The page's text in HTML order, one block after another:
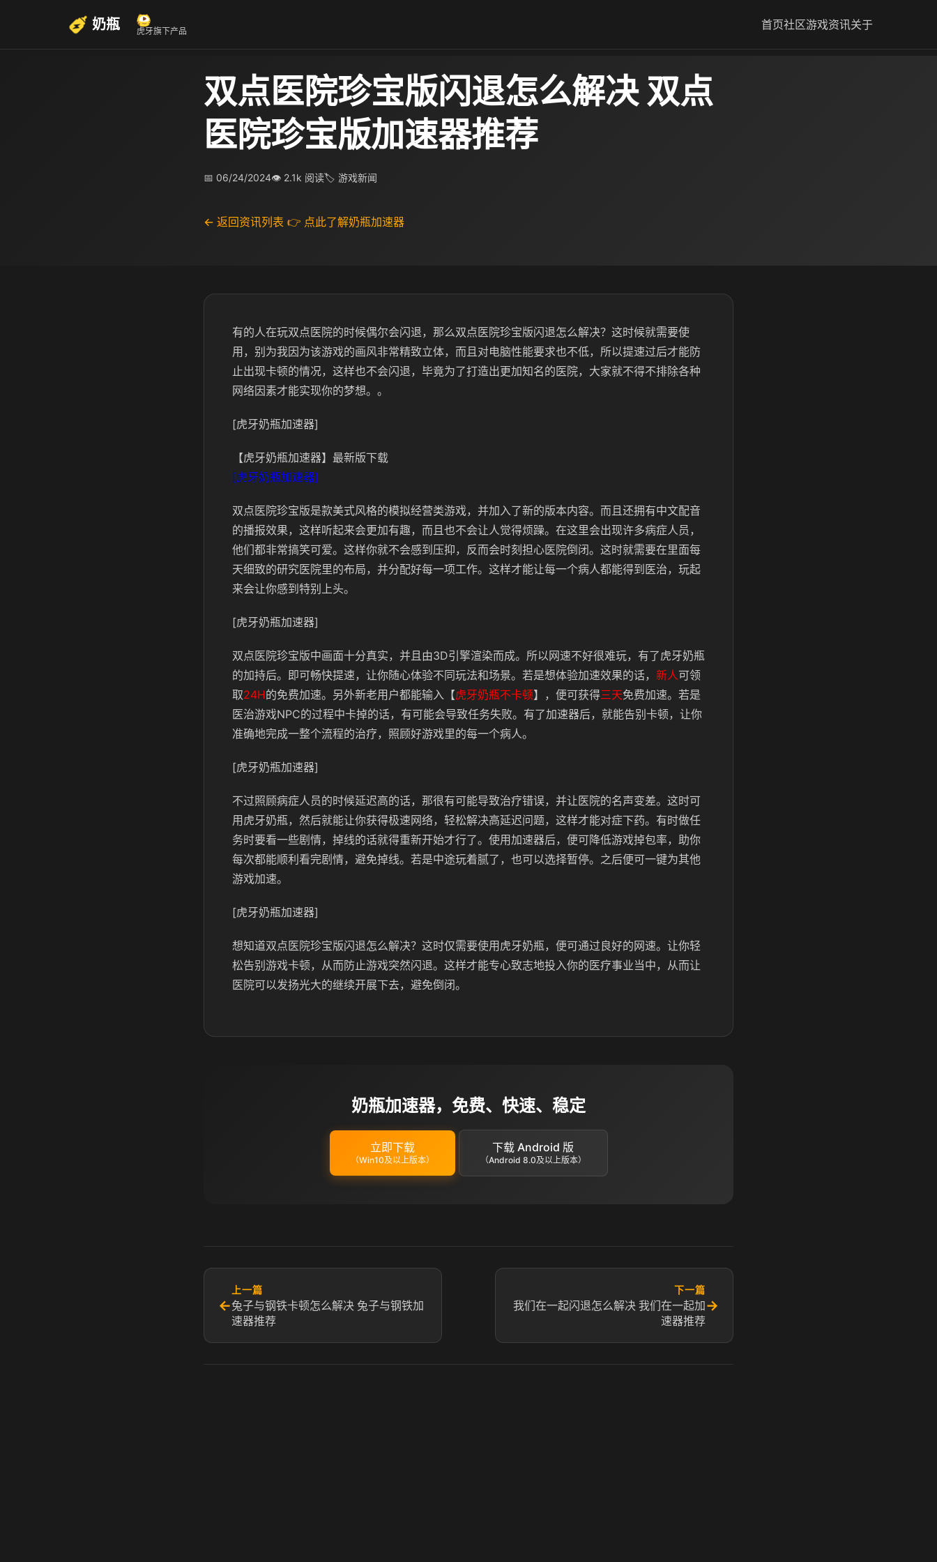
奶瓶 虎牙旗下产品 首页社区游戏资讯关于
双点医院珍宝版闪退怎么解决 双点
医院珍宝版加速器推荐
📅 06/24/2024👁 2.1k 阅读🏷 游戏新闻
← 返回资讯列表 👉 点此了解奶瓶加速器
有的人在玩双点医院的时候偶尔会闪退，那么双点医院珍宝版闪退怎么解决？这时候就需要使
用，别为我因为该游戏的画风非常精致立体，而且对电脑性能要求也不低，所以提速过后才能防
止出现卡顿的情况，这样也不会闪退，毕竟为了打造出更加知名的医院，大家就不得不排除各种
网络因素才能实现你的梦想。。
[虎牙奶瓶加速器]
【虎牙奶瓶加速器】最新版下载
[虎牙奶瓶加速器]
双点医院珍宝版是款美式风格的模拟经营类游戏，并加入了新的版本内容。而且还拥有中文配音
的播报效果，这样听起来会更加有趣，而且也不会让人觉得烦躁。在这里会出现许多病症人员，
他们都非常搞笑可爱。这样你就不会感到压抑，反而会时刻担心医院倒闭。这时就需要在里面每
天细致的研究医院里的布局，并分配好每一项工作。这样才能让每一个病人都能得到医治，玩起
来会让你感到特别上头。
[虎牙奶瓶加速器]
双点医院珍宝版中画面十分真实，并且由3D引擎渲染而成。所以网速不好很难玩，有了虎牙奶瓶
的加持后。即可畅快提速，让你随心体验不同玩法和场景。若是想体验加速效果的话， 新人可领
取24H的免费加速。另外新老用户都能输入【虎牙奶瓶不卡顿】，便可获得三天免费加速。若是
医治游戏NPC的过程中卡掉的话，有可能会导致任务失败。有了加速器后，就能告别卡顿，让你
准确地完成一整个流程的治疗，照顾好游戏里的每一个病人。
[虎牙奶瓶加速器]
不过照顾病症人员的时候延迟高的话，那很有可能导致治疗错误，并让医院的名声变差。这时可
用虎牙奶瓶，然后就能让你获得极速网络，轻松解决高延迟问题，这样才能对症下药。有时做任
务时要看一些剧情，掉线的话就得重新开始才行了。使用加速器后，便可降低游戏掉包率，助你
每次都能顺利看完剧情，避免掉线。若是中途玩着腻了，也可以选择暂停。之后便可一键为其他
游戏加速。
[虎牙奶瓶加速器]
想知道双点医院珍宝版闪退怎么解决？这时仅需要使用虎牙奶瓶，便可通过良好的网速。让你轻
松告别游戏卡顿，从而防止游戏突然闪退。这样才能专心致志地投入你的医疗事业当中，从而让
医院可以发扬光大的继续开展下去，避免倒闭。
奶瓶加速器，免费、快速、稳定
立即下载
（Win10及以上版本）
下载 Android 版
（Android 8.0及以上版本）
←
上一篇
兔子与钢铁卡顿怎么解决 兔子与钢铁加
速器推荐
下一篇
我们在一起闪退怎么解决 我们在一起加
速器推荐
→